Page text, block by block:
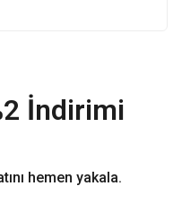
İndirimi
hemen yakala.